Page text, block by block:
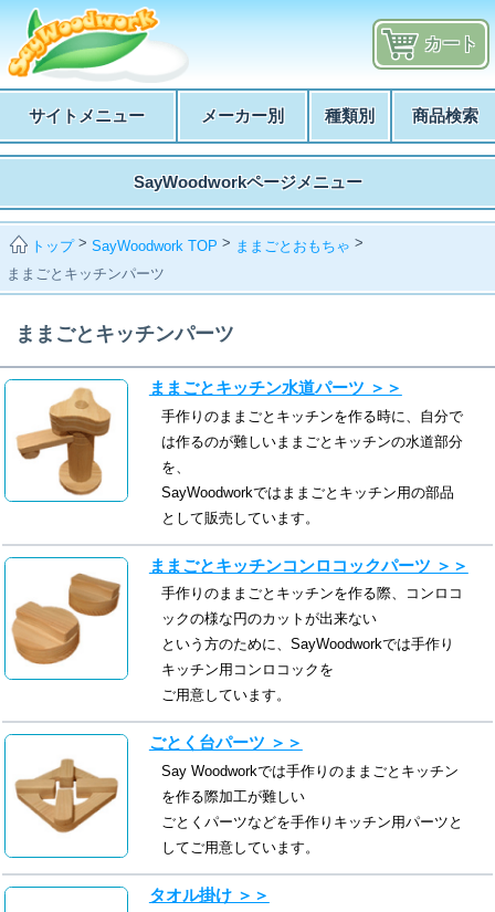
カート
サイトメニュー メーカー別 種類別 商品検索
SayWoodworkページメニュー
トップ> SayWoodwork TOP > ままごとおもちゃ >
ままごとキッチンパーツ
ままごとキッチンパーツ
ままごとキッチン水道パーツ ＞＞
手作りのままごとキッチンを作る時に、自分で
は作るのが難しいままごとキッチンの水道部分
を、
SayWoodworkではままごとキッチン用の部品
として販売しています。
ままごとキッチンコンロコックパーツ ＞＞
手作りのままごとキッチンを作る際、コンロコ
ックの様な円のカットが出来ない
という方のために、SayWoodworkでは手作り
キッチン用コンロコックを
ご用意しています。
ごとく台パーツ ＞＞
Say Woodworkでは手作りのままごとキッチン
を作る際加工が難しい
ごとくパーツなどを手作りキッチン用パーツと
してご用意しています。
タオル掛け ＞＞